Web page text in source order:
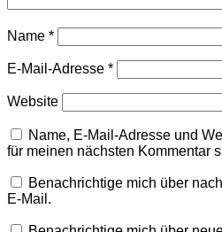
Name *
E-Mail-Adresse *
Website
Name, E-Mail-Adresse und
für meinen nächsten Kommentar
Benachrichtige mich über
E-Mail.